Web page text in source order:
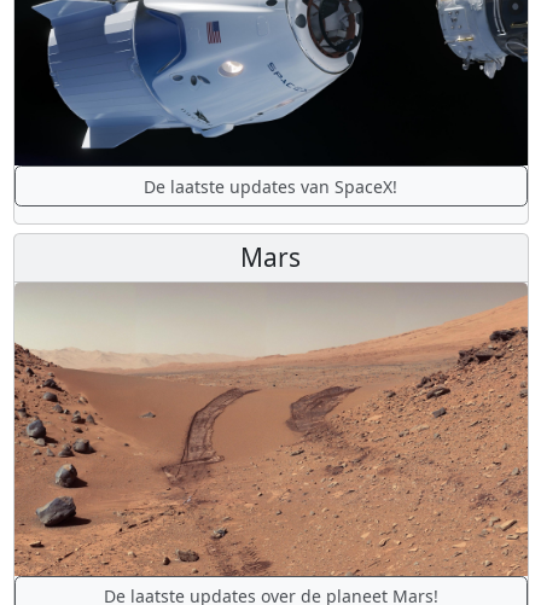
De laatste updates van SpaceX!
Mars
De laatste updates over de planeet Mars!